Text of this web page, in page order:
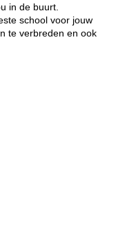
in de buurt.
school voor jouw
te verbreden en ook